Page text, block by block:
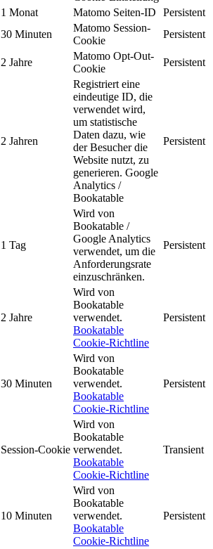
1 Monat Matomo Seiten-ID
Persistent
30 Minuten
Matomo Session-
Cookie
Persistent
2 Jahre
Matomo Opt-Out-
Cookie
Persistent
2 Jahren
Registriert eine
eindeutige ID, die
verwendet wird,
um statistische
Daten dazu, wie
der Besucher die
Website nutzt, zu
generieren. Google
Analytics /
Bookatable
Persistent
1 Tag
Wird von
Bookatable /
Google Analytics
verwendet, um die
Anforderungsrate
einzuschränken.
Persistent
2 Jahre
Wird von
Bookatable
verwendet.
Bookatable
Cookie-Richtline
Persistent
30 Minuten
Wird von
Bookatable
verwendet.
Bookatable
Cookie-Richtline
Persistent
Session-Cookie
Wird von
Bookatable
verwendet.
Bookatable
Cookie-Richtline
Transient
10 Minuten
Wird von
Bookatable
verwendet.
Bookatable
Cookie-Richtline
Persistent